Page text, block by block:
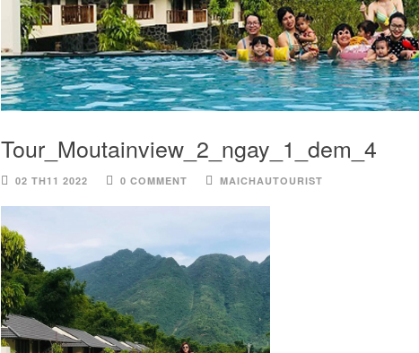
Tour_Moutainview_2_ngay_1_dem_4
02 TH11 2022 0 COMMENT MAICHAUTOURIST